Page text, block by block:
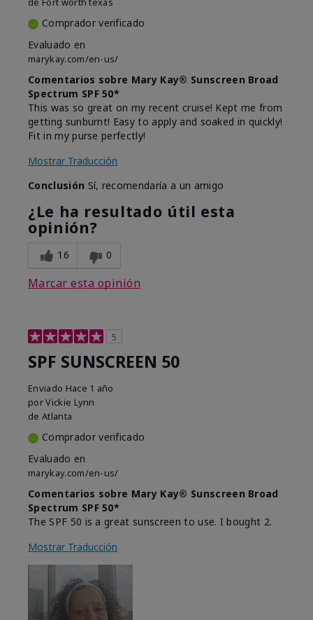
Comprador verificado
Evaluado en
marykay.com/en-us/
Comentarios sobre Mary Kay® Sunscreen Broad
Spectrum SPF 50*
This was so great on my recent cruise! Kept me from
getting sunburnt! Easy to apply and soaked in quickly!
Fit in my purse perfectly!
Mostrar Traducción
Conclusión Sí, recomendaría a un amigo
¿Le ha resultado útil esta
opinión?
16 0
Marcar esta opinión
5
SPF SUNSCREEN 50
Enviado Hace 1 año
porVickie Lynn
de Atlanta
Comprador verificado
Evaluado en
marykay.com/en-us/
Comentarios sobre Mary Kay® Sunscreen Broad
Spectrum SPF 50*
The SPF 50 is a great sunscreen to use. I bought 2.
Mostrar Traducción